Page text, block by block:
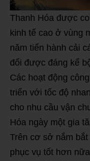
Thanh Hóa được
kinh tế cao ở vùng
năm tiến hành cải
đổi được đáng kể
Các hoạt động
triển với tốc độ
cho nhu cầu vận
Hóa ngày một gia
Trên cơ sở nắm
phục vụ tốt hơn